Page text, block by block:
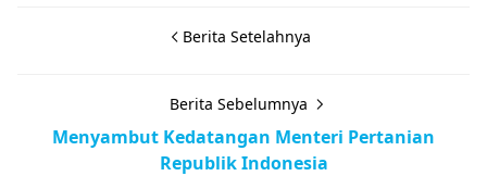
Berita Setelahnya
Berita Sebelumnya
Menyambut Kedatangan Menteri Pertanian
Republik Indonesia